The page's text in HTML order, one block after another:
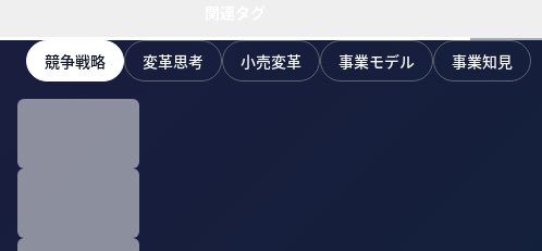
競争戦略 変革思考 小売変革 事業モデル 事業知見